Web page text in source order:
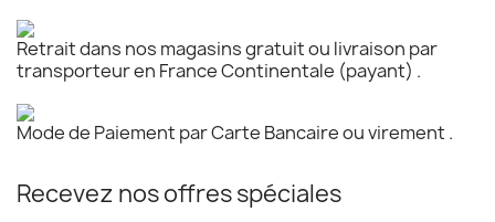
Retrait dans nos magasins gratuit ou livraison par
transporteur en France Continentale (payant) .
Mode de Paiement par Carte Bancaire ou virement .
Recevez nos offres spéciales